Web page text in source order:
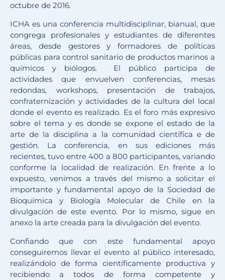
octubre de 2016.
ICHA es una conferencia multidisciplinar, bianual, que
congrega profesionales y estudiantes de diferentes
áreas, desde gestores y formadores de políticas
públicas para control sanitario de productos marinos a
químicos y biólogos. El público participa de
actividades que envuelven conferencias, mesas
redondas, workshops, presentación de trabajos,
confraternización y actividades de la cultura del local
donde el evento es realizado. Es el foro más expresivo
sobre el tema y es donde se expone el estado de la
arte de la disciplina a la comunidad científica e de
gestión. La conferencia, en sus ediciones más
recientes, tuvo entre 400 a 800 participantes, variando
conforme la localidad de realización. En frente a lo
expuesto, venimos a través del mismo a solicitar el
importante y fundamental apoyo de la Sociedad de
Bioquímica y Biología Molecular de Chile en la
divulgación de este evento. Por lo mismo, sigue en
anexo la arte creada para la divulgación del evento.
Confiando que con este fundamental apoyo
conseguiremos llevar el evento al público interesado,
realizándolo de forma científicamente productiva y
recibiendo a todos de forma competente y